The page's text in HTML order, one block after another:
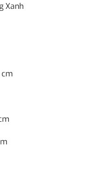
Xanh